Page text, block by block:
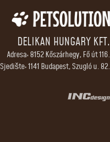
DELIKAN HUNGARY KFT.
Adresa: 8152 Kőszárhegy, Fő út 116.
Sjedište: 1141 Budapest, Szugló u. 82.